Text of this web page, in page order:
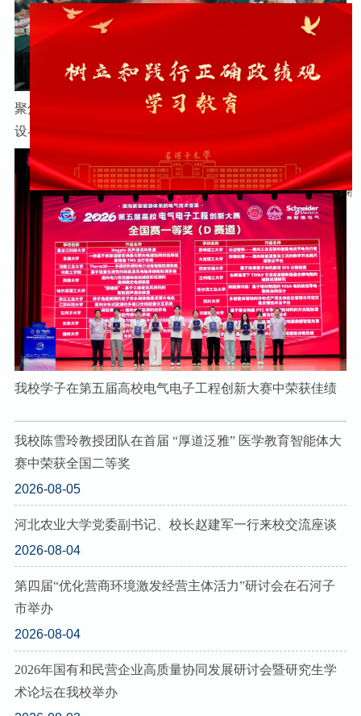
聚焦北疆绿色低碳发展 院士专家团为石河子大学学科建
设与科研创新把脉定向
我校学子在第五届高校电气电子工程创新大赛中荣获佳绩
我校陈雪玲教授团队在首届 “厚道泛雅” 医学教育智能体大
赛中荣获全国二等奖
2026-08-05
河北农业大学党委副书记、校长赵建军一行来校交流座谈
2026-08-04
第四届“优化营商环境激发经营主体活力”研讨会在石河子
市举办
2026-08-04
2026年国有和民营企业高质量协同发展研讨会暨研究生学
术论坛在我校举办
×关闭